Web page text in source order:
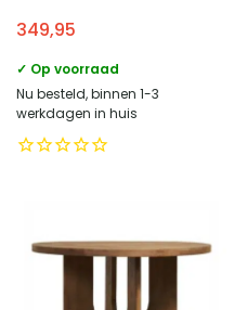
349,95
✓ Op voorraad
Nu besteld, binnen 1-3
werkdagen in huis